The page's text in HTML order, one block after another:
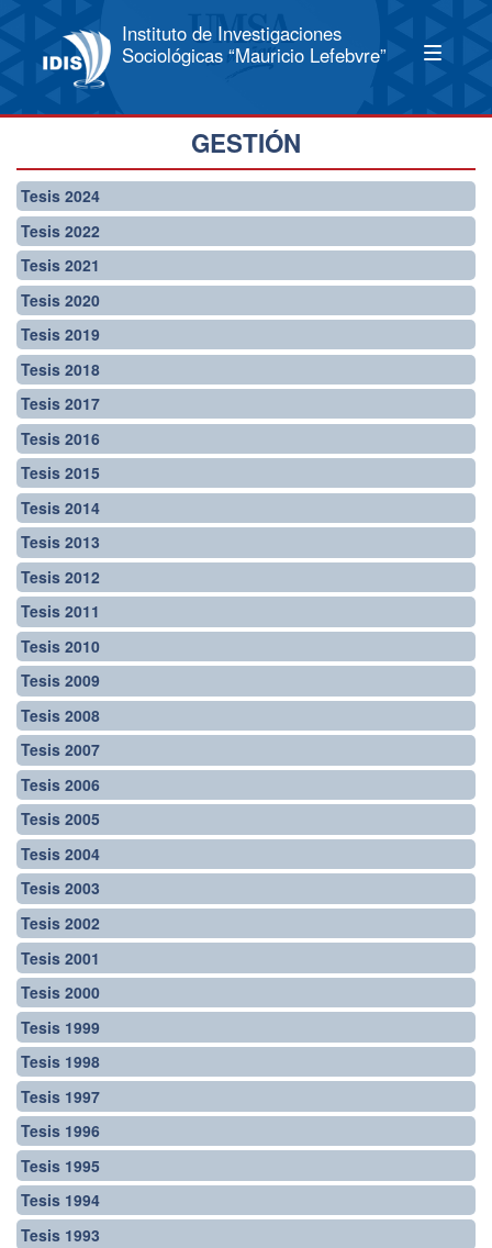
Instituto de Investigaciones
Sociológicas “Mauricio Lefebvre”
GESTIÓN
Tesis 2024
Tesis 2022
Tesis 2021
Tesis 2020
Tesis 2019
Tesis 2018
Tesis 2017
Tesis 2016
Tesis 2015
Tesis 2014
Tesis 2013
Tesis 2012
Tesis 2011
Tesis 2010
Tesis 2009
Tesis 2008
Tesis 2007
Tesis 2006
Tesis 2005
Tesis 2004
Tesis 2003
Tesis 2002
Tesis 2001
Tesis 2000
Tesis 1999
Tesis 1998
Tesis 1997
Tesis 1996
Tesis 1995
Tesis 1994
Tesis 1993